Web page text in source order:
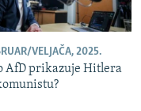
VELJAČA, 2025.
AfD prikazuje Hitlera